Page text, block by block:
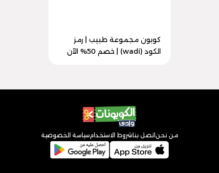
كوبون مجموعة طبيب | رمز
الكود (wadi) | خصم 50% الآن
من نحن اتصل بنا شروط الاستخدامسياسة الخصوصية